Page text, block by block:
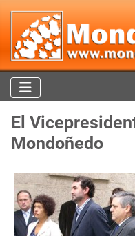
El
Mondoñedo